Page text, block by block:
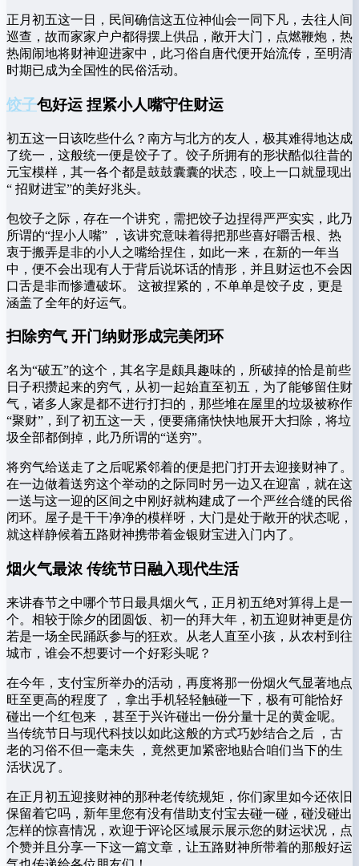
正月初五这一日，民间确信这五位神仙会一同下凡，去往人间
巡查，故而家家户户都得摆上供品，敞开大门，点燃鞭炮，热
热闹闹地将财神迎进家中，此习俗自唐代便开始流传，至明清
时期已成为全国性的民俗活动。
饺子包好运 捏紧小人嘴守住财运
初五这一日该吃些什么？南方与北方的友人，极其难得地达成
了统一，这般统一便是饺子了。饺子所拥有的形状酷似往昔的
元宝模样，其一各个都是鼓鼓囊囊的状态，咬上一口就显现出
“ 招财进宝”的美好兆头。
包饺子之际，存在一个讲究，需把饺子边捏得严严实实，此乃
所谓的“捏小人嘴” ，该讲究意味着得把那些喜好嚼舌根、热
衷于搬弄是非的小人之嘴给捏住，如此一来，在新的一年当
中，便不会出现有人于背后说坏话的情形，并且财运也不会因
口舌是非而惨遭破坏。 这被捏紧的，不单单是饺子皮，更是
涵盖了全年的好运气。
扫除穷气 开门纳财形成完美闭环
名为“破五”的这个，其名字是颇具趣味的，所破掉的恰是前些
日子积攒起来的穷气，从初一起始直至初五，为了能够留住财
气，诸多人家是都不进行打扫的，那些堆在屋里的垃圾被称作
“聚财”，到了初五这一天，便要痛痛快快地展开大扫除，将垃
圾全部都倒掉，此乃所谓的“送穷”。
将穷气给送走了之后呢紧邻着的便是把门打开去迎接财神了。
在一边做着送穷这个举动的之际同时另一边又在迎富，就在这
一送与这一迎的区间之中刚好就构建成了一个严丝合缝的民俗
闭环。屋子是干干净净的模样呀，大门是处于敞开的状态呢，
就这样静候着五路财神携带着金银财宝进入门内了。
烟火气最浓 传统节日融入现代生活
来讲春节之中哪个节日最具烟火气，正月初五绝对算得上是一
个。相较于除夕的团圆饭、初一的拜大年，初五迎财神更是仿
若是一场全民踊跃参与的狂欢。从老人直至小孩，从农村到往
城市，谁会不想要讨一个好彩头呢？
在今年，支付宝所举办的活动，再度将那一份烟火气显著地点
旺至更高的程度了 ，拿出手机轻轻触碰一下，极有可能恰好
碰出一个红包来 ，甚至于兴许碰出一份分量十足的黄金呢。
当传统节日与现代科技以如此这般的方式巧妙结合之后 ，古
老的习俗不但一毫未失 ，竟然更加紧密地贴合咱们当下的生
活状况了。
在正月初五迎接财神的那种老传统规矩，你们家里如今还依旧
保留着它吗，新年里您有没有借助支付宝去碰一碰，碰没碰出
怎样的惊喜情况，欢迎于评论区域展示展示您的财运状况，点
个赞并且分享一下这一篇文章，让五路财神所带着的那般好运